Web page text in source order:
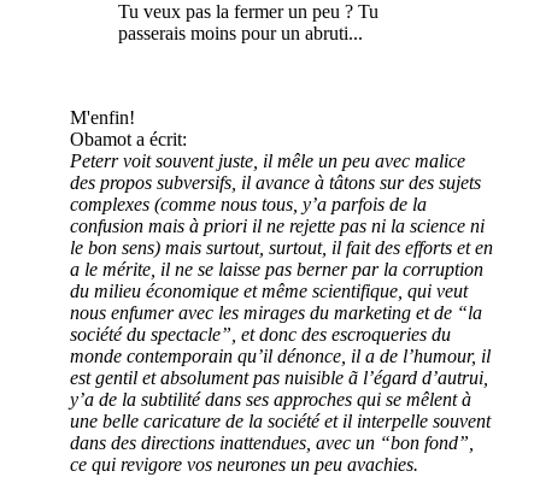
Tu veux pas la fermer un peu ? Tu
passerais moins pour un abruti...
M'enfin!
Obamot a écrit:
Peterr voit souvent juste, il mêle un peu avec malice
des propos subversifs, il avance à tâtons sur des sujets
complexes (comme nous tous, y’a parfois de la
confusion mais à priori il ne rejette pas ni la science ni
le bon sens) mais surtout, surtout, il fait des efforts et en
a le mérite, il ne se laisse pas berner par la corruption
du milieu économique et même scientifique, qui veut
nous enfumer avec les mirages du marketing et de “la
société du spectacle”, et donc des escroqueries du
monde contemporain qu’il dénonce, il a de l’humour, il
est gentil et absolument pas nuisible ã l’égard d’autrui,
y’a de la subtilité dans ses approches qui se mêlent à
une belle caricature de la société et il interpelle souvent
dans des directions inattendues, avec un “bon fond”,
ce qui revigore vos neurones un peu avachies.